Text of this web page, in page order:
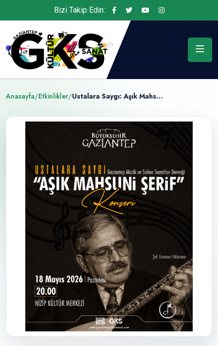
Bizi Takip Edin:
Anasayfa/Etkinlikler/ Ustalara Saygı: Aşık Mahsuni Şerif Konseri